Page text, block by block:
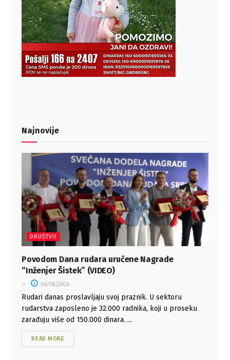
Najnovije
DRUŠTVO
Povodom Dana rudara uručene Nagrade
“Inženjer Šistek” (VIDEO)
06/08/2026
Rudari danas proslavljaju svoj praznik. U sektoru
rudarstva zaposleno je 32.000 radnika, koji u proseku
zarađuju više od 150.000 dinara. ...
READ MORE